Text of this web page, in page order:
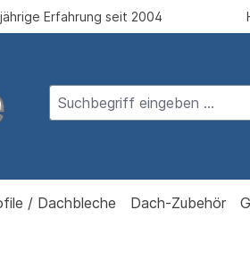
Erfahrung seit 2004
/ Dachbleche Dach-Zubehör